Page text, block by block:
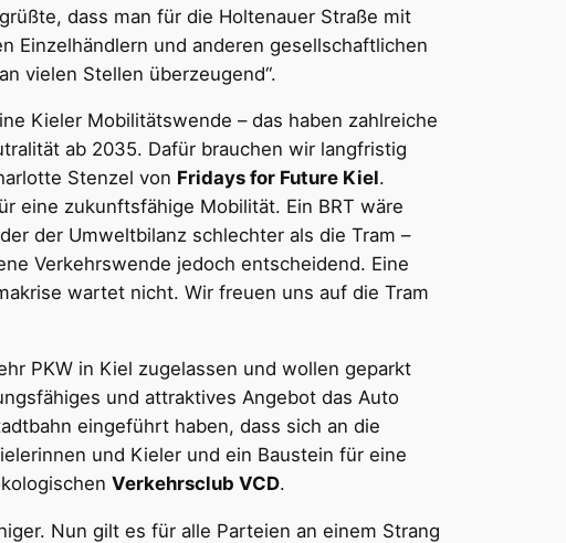
dass man für die Holtenauer Straße mit
Einzelhändlern und anderen gesellschaftlichen
vielen Stellen überzeugend“.
Kieler Mobilitätswende – das haben zahlreiche
ab 2035. Dafür brauchen wir langfristig
Stenzel von Fridays for Future Kiel.
eine zukunftsfähige Mobilität. Ein BRT wäre
der Umweltbilanz schlechter als die Tram –
Verkehrswende jedoch entscheidend. Eine
wartet nicht. Wir freuen uns auf die Tram
PKW in Kiel zugelassen und wollen geparkt
und attraktives Angebot das Auto
eingeführt haben, dass sich an die
und Kieler und ein Baustein für eine
Verkehrsclub VCD.
Nun gilt es für alle Parteien an einem Strang